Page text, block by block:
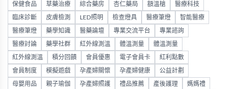
保健食品 草藥治療 綜合藥房 杏仁藥局 額溫槍 醫療科技
臨床診斷 皮膚檢測 LED照明 檢查燈具 醫療筆燈 智能醫療
醫療筆燈 藥學知識 醫藥論壇 專業交流平台 專業諮詢
醫療討論 藥學社群 紅外線測溫 體溫測量 體溫測量
紅外線測溫 積分回饋 會員優惠 電子會員卡 紅利點數
會員制度 模擬遊戲 孕產婦關懷 孕產婦健康 公益計劃
母嬰用品 親子瑜伽 孕產婦照護 禮品推薦 產後護理 媽媽禮